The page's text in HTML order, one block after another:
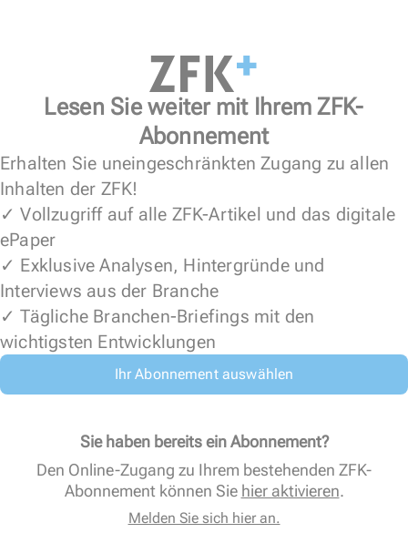
Lesen Sie weiter mit Ihrem ZFK-
Abonnement
Erhalten Sie uneingeschränkten Zugang zu allen
Inhalten der ZFK!
✓ Vollzugriff auf alle ZFK-Artikel und das digitale
ePaper
✓ Exklusive Analysen, Hintergründe und
Interviews aus der Branche
✓ Tägliche Branchen-Briefings mit den
wichtigsten Entwicklungen
Ihr Abonnement auswählen
Sie haben bereits ein Abonnement?
Den Online-Zugang zu Ihrem bestehenden ZFK-
Abonnement können Sie hier aktivieren.
Melden Sie sich hier an.